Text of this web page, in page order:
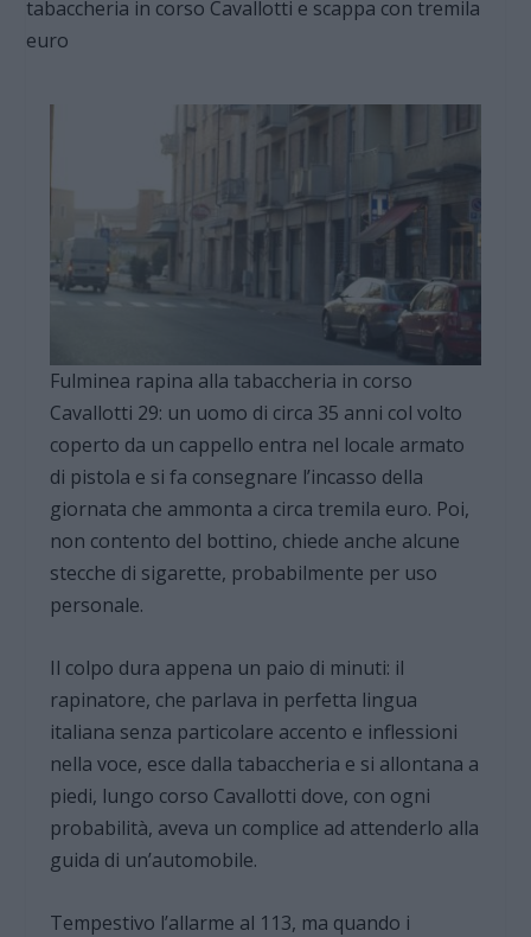
Fulminea rapina alla tabaccheria in corso
Cavallotti 29: un uomo di circa 35 anni col volto
coperto da un cappello entra nel locale armato
di pistola e si fa consegnare l’incasso della
giornata che ammonta a circa tremila euro. Poi,
non contento del bottino, chiede anche alcune
stecche di sigarette, probabilmente per uso
personale.
Il colpo dura appena un paio di minuti: il
rapinatore, che parlava in perfetta lingua
italiana senza particolare accento e inflessioni
nella voce, esce dalla tabaccheria e si allontana a
piedi, lungo corso Cavallotti dove, con ogni
probabilità, aveva un complice ad attenderlo alla
guida di un’automobile.
Tempestivo l’allarme al 113, ma quando i